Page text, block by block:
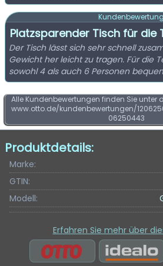
Platzsparender Tisch für die
Der Tisch lässt sich sehr schnell
Gewicht her leicht zu tragen. Für die
sowohl 4 als auch 6 Personen
Alle Kundenbewertungen finden Sie unter
www.otto.de/kundenbewertungen/
06250443
Produktdetails:
Marke:
GTIN:
Modell:
Erfahren Sie mehr über